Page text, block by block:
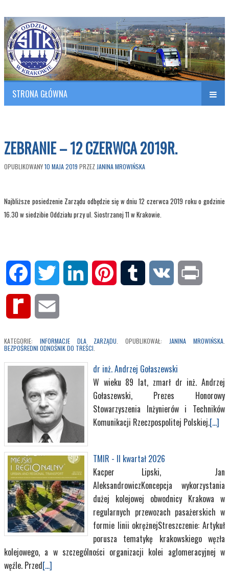
SITK RP Oddział w KRAKOWIE
Polish Association of Engineers & Technicians of Transportation
STRONA GŁÓWNA
ZEBRANIE – 12 CZERWCA 2019R.
OPUBLIKOWANY10 MAJA 2019 PRZEZ JANINA MROWIŃSKA
Najbliższe posiedzenie Zarządu odbędzie się w dniu 12 czerwca 2019 roku o godzinie
16.30 w siedzibie Oddziału przy ul. Siostrzanej 11 w Krakowie.
Facebook Twitter LinkedIn Pinterest Tumblr VK
Rediff
KATEGORIE: INFORMACJE DLA ZARZĄDU . OPUBLIKOWAŁ: JANINA MROWIŃSKA
BEZPOŚREDNI ODNOŚNIK DO TREŚCI
dr inż. Andrzej Gołaszewski
W wieku 89 lat, zmarł dr inż. Andrzej
Gołaszewski, Prezes Honorowy
Stowarzyszenia Inżynierów i Techników
Komunikacji Rzeczpospolitej Polskiej.[...]
TMIR - II kwartał 2026
Kacper Lipski, Jan
AleksandrowiczKoncepcja wykorzystania
dużej kolejowej obwodnicy Krakowa w
regularnych przewozach pasażerskich w
formie linii okrężnejStreszczenie: Artykuł
porusza tematykę krakowskiego węzła
kolejowego, a w szczególności organizacji kolei aglomeracyjnej w
węźle. Przed[...]